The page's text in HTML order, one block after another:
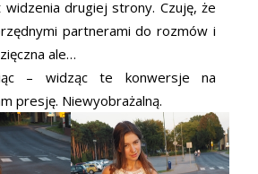
widzenia drugiej strony. Czuję, że
partnerami do rozmów i
ale…
– widząc te konwersje na
presję. Niewyobrażalną.